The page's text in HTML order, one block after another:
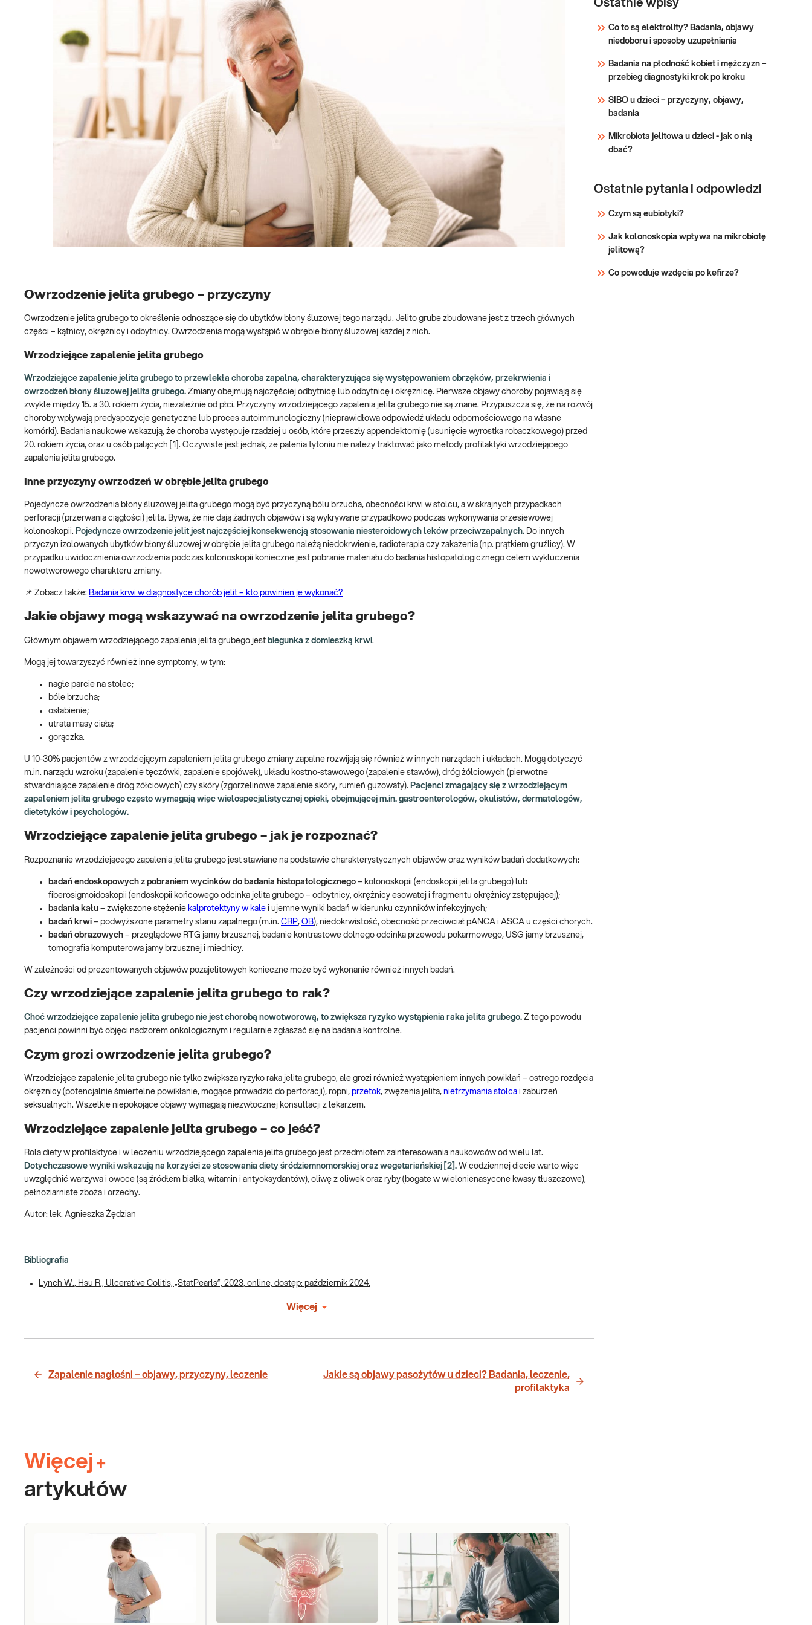
Owrzodzenie jelita grubego – przyczyny
Owrzodzenie jelita grubego to określenie odnoszące się do ubytków błony śluzowej tego narządu. Jelito grube zbudowane jest z trzech głównych
części – kątnicy, okrężnicy i odbytnicy. Owrzodzenia mogą wystąpić w obrębie błony śluzowej każdej z nich.
Wrzodziejące zapalenie jelita grubego
Wrzodziejące zapalenie jelita grubego to przewlekła choroba zapalna, charakteryzująca się występowaniem obrzęków, przekrwienia i
owrzodzeń błony śluzowej jelita grubego. Zmiany obejmują najczęściej odbytnicę lub odbytnicę i okrężnicę. Pierwsze objawy choroby pojawiają się
zwykle między 15. a 30. rokiem życia, niezależnie od płci. Przyczyny wrzodziejącego zapalenia jelita grubego nie są znane. Przypuszcza się, że na rozwój
choroby wpływają predyspozycje genetyczne lub proces autoimmunologiczny (nieprawidłowa odpowiedź układu odpornościowego na własne
komórki). Badania naukowe wskazują, że choroba występuje rzadziej u osób, które przeszły appendektomię (usunięcie wyrostka robaczkowego) przed
20. rokiem życia, oraz u osób palących [1]. Oczywiste jest jednak, że palenia tytoniu nie należy traktować jako metody profilaktyki wrzodziejącego
zapalenia jelita grubego.
Inne przyczyny owrzodzeń w obrębie jelita grubego
Pojedyncze owrzodzenia błony śluzowej jelita grubego mogą być przyczyną bólu brzucha, obecności krwi w stolcu, a w skrajnych przypadkach
perforacji (przerwania ciągłości) jelita. Bywa, że nie dają żadnych objawów i są wykrywane przypadkowo podczas wykonywania przesiewowej
kolonoskopii. Pojedyncze owrzodzenie jelit jest najczęściej konsekwencją stosowania niesteroidowych leków przeciwzapalnych. Do innych
przyczyn izolowanych ubytków błony śluzowej w obrębie jelita grubego należą niedokrwienie, radioterapia czy zakażenia (np. prątkiem gruźlicy). W
przypadku uwidocznienia owrzodzenia podczas kolonoskopii konieczne jest pobranie materiału do badania histopatologicznego celem wykluczenia
nowotworowego charakteru zmiany.
📌 Zobacz także: Badania krwi w diagnostyce chorób jelit – kto powinien je wykonać?
Jakie objawy mogą wskazywać na owrzodzenie jelita grubego?
Głównym objawem wrzodziejącego zapalenia jelita grubego jest biegunka z domieszką krwi.
Mogą jej towarzyszyć również inne symptomy, w tym:
nagłe parcie na stolec;
bóle brzucha;
osłabienie;
utrata masy ciała;
gorączka.
U 10-30% pacjentów z wrzodziejącym zapaleniem jelita grubego zmiany zapalne rozwijają się również w innych narządach i układach. Mogą dotyczyć
m.in. narządu wzroku (zapalenie tęczówki, zapalenie spojówek), układu kostno-stawowego (zapalenie stawów), dróg żółciowych (pierwotne
stwardniające zapalenie dróg żółciowych) czy skóry (zgorzelinowe zapalenie skóry, rumień guzowaty). Pacjenci zmagający się z wrzodziejącym
zapaleniem jelita grubego często wymagają więc wielospecjalistycznej opieki, obejmującej m.in. gastroenterologów, okulistów, dermatologów,
dietetyków i psychologów.
Wrzodziejące zapalenie jelita grubego – jak je rozpoznać?
Rozpoznanie wrzodziejącego zapalenia jelita grubego jest stawiane na podstawie charakterystycznych objawów oraz wyników badań dodatkowych:
badań endoskopowych z pobraniem wycinków do badania histopatologicznego – kolonoskopii (endoskopii jelita grubego) lub
fiberosigmoidoskopii (endoskopii końcowego odcinka jelita grubego – odbytnicy, okrężnicy esowatej i fragmentu okrężnicy zstępującej);
badania kału – zwiększone stężenie kalprotektyny w kale i ujemne wyniki badań w kierunku czynników infekcyjnych;
badań krwi – podwyższone parametry stanu zapalnego (m.in. CRP, OB), niedokrwistość, obecność przeciwciał pANCA i ASCA u części chorych.
badań obrazowych – przeglądowe RTG jamy brzusznej, badanie kontrastowe dolnego odcinka przewodu pokarmowego, USG jamy brzusznej,
tomografia komputerowa jamy brzusznej i miednicy.
W zależności od prezentowanych objawów pozajelitowych konieczne może być wykonanie również innych badań.
Czy wrzodziejące zapalenie jelita grubego to rak?
Choć wrzodziejące zapalenie jelita grubego nie jest chorobą nowotworową, to zwiększa ryzyko wystąpienia raka jelita grubego. Z tego powodu
pacjenci powinni być objęci nadzorem onkologicznym i regularnie zgłaszać się na badania kontrolne.
Czym grozi owrzodzenie jelita grubego?
Wrzodziejące zapalenie jelita grubego nie tylko zwiększa ryzyko raka jelita grubego, ale grozi również wystąpieniem innych powikłań – ostrego rozdęcia
okrężnicy (potencjalnie śmiertelne powikłanie, mogące prowadzić do perforacji), ropni, przetok, zwężenia jelita, nietrzymania stolca i zaburzeń
seksualnych. Wszelkie niepokojące objawy wymagają niezwłocznej konsultacji z lekarzem.
Wrzodziejące zapalenie jelita grubego – co jeść?
Rola diety w profilaktyce i w leczeniu wrzodziejącego zapalenia jelita grubego jest przedmiotem zainteresowania naukowców od wielu lat.
Dotychczasowe wyniki wskazują na korzyści ze stosowania diety śródziemnomorskiej oraz wegetariańskiej [2]. W codziennej diecie warto więc
uwzględnić warzywa i owoce (są źródłem białka, witamin i antyoksydantów), oliwę z oliwek oraz ryby (bogate w wielonienasycone kwasy tłuszczowe),
pełnoziarniste zboża i orzechy.
Autor: lek. Agnieszka Żędzian
Bibliografia
Lynch W., Hsu R., Ulcerative Colitis, „StatPearls”, 2023, online, dostęp: październik 2024.
Więcej
Zapalenie nagłośni – objawy, przyczyny, leczenie
Jakie są objawy pasożytów u dzieci? Badania, leczenie,
profilaktyka
Więcej +
artykułów
przydatne w diagnostyce
i różnicowaniu stanów
przewodu pokarmowego.
Sprawdź
Ostatnie wpisy
Co to są elektrolity? Badania, objawy
niedoboru i sposoby uzupełniania
Badania na płodność kobiet i mężczyzn –
przebieg diagnostyki krok po kroku
SIBO u dzieci – przyczyny, objawy,
badania
Mikrobiota jelitowa u dzieci - jak o nią
dbać?
Ostatnie pytania i odpowiedzi
Czym są eubiotyki?
Jak kolonoskopia wpływa na mikrobiotę
jelitową?
Co powoduje wzdęcia po kefirze?